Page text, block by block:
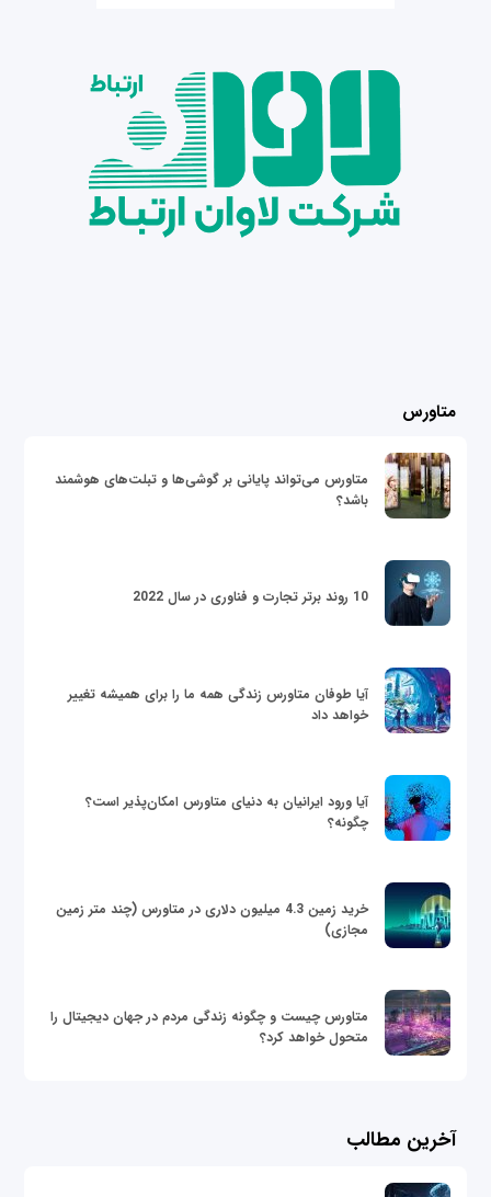
متاورس
متاورس می‌تواند پایانی بر گوشی‌ها و تبلت‌های هوشمند
باشد؟
10 روند برتر تجارت و فناوری در سال 2022
آیا طوفان متاورس زندگی همه ما را برای همیشه تغییر
خواهد داد
آیا ورود ایرانیان به دنیای متاورس امکان‌پذیر است؟
چگونه؟
خرید زمین 4.3 میلیون دلاری در متاورس (چند متر زمین
مجازی)
متاورس چیست و چگونه زندگی مردم در جهان دیجیتال را
متحول خواهد کرد؟
آخرین مطالب